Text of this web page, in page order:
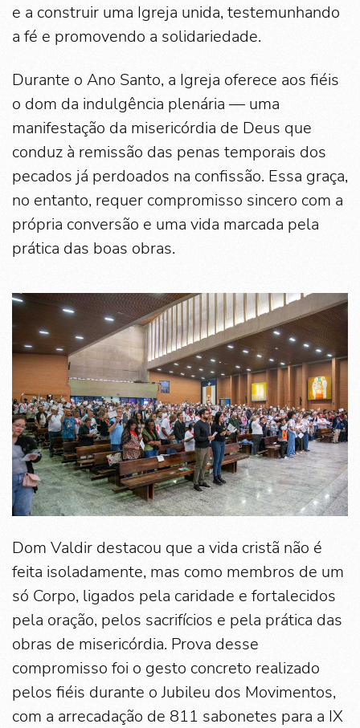
e a construir uma Igreja unida, testemunhando
a fé e promovendo a solidariedade.
Durante o Ano Santo, a Igreja oferece aos fiéis
o dom da indulgência plenária — uma
manifestação da misericórdia de Deus que
conduz à remissão das penas temporais dos
pecados já perdoados na confissão. Essa graça,
no entanto, requer compromisso sincero com a
própria conversão e uma vida marcada pela
prática das boas obras.
Dom Valdir destacou que a vida cristã não é
feita isoladamente, mas como membros de um
só Corpo, ligados pela caridade e fortalecidos
pela oração, pelos sacrifícios e pela prática das
obras de misericórdia. Prova desse
compromisso foi o gesto concreto realizado
pelos fiéis durante o Jubileu dos Movimentos,
com a arrecadação de 811 sabonetes para a IX